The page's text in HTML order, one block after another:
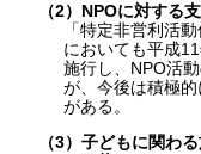
（2）NPOに対する
「特定非営利活
においても平成
施行し、NPO活
が、今後は積極
がある。
（3）子どもに関わ